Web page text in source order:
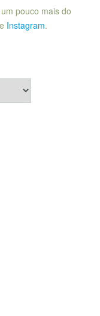
pouco mais do
e Instagram.